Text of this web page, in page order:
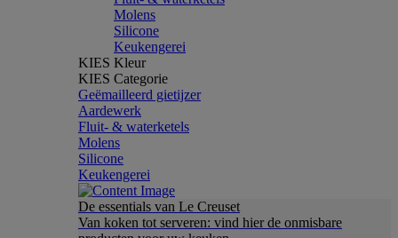
Molens
Silicone
Keukengerei
KIES Kleur
KIES Categorie
Geëmailleerd gietijzer
Aardewerk
Fluit- & waterketels
Molens
Silicone
Keukengerei
De essentials van Le Creuset
Van koken tot serveren: vind hier de onmisbare